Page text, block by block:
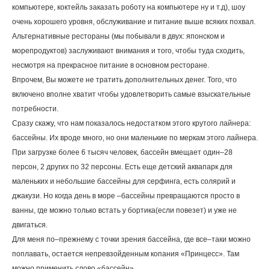
компьютере, коктейль заказать роботу на компьютере ну и т.д), шоу
очень хорошего уровня, обслуживание и питание выше всяких похвал.
Альтернативные рестораны (мы побывали в двух: японском и
морепродуктов) заслуживают внимания и того, чтобы туда сходить,
несмотря на прекрасное питание в основном ресторане.
Впрочем, Вы можете не тратить дополнительных денег. Того, что
включено вполне хватит чтобы удовлетворить самые взыскательные
потребности.
Сразу скажу, что нам показалось недостатком этого крутого лайнера:
бассейны. Их вроде много, но они маленькие по меркам этого лайнера.
При загрузке более 6 тысяч человек, бассейн вмещает один–28
персон, 2 других по 32 персоны. Есть еще детский аквапарк для
маленьких и небольшие бассейны для серфинга, есть солярий и
джакузи. Но когда день в море –бассейны превращаются просто в
ванны, где можно только встать у бортика(если повезет) и уже не
двигаться.
Для меня по–прежнему с точки зрения бассейна, где все–таки можно
поплавать, остается непревзойденным копания «Принцесс». Там